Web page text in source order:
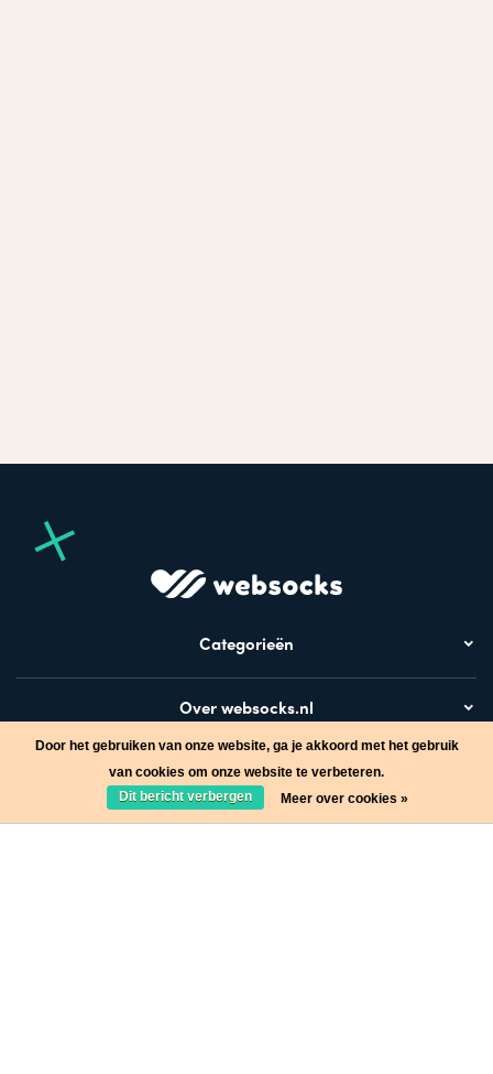
Categorieën
Over websocks.nl
Bezoek ook
Door het gebruiken van onze website, ga je akkoord met het gebruik
van cookies om onze website te verbeteren.
Dit bericht verbergen
Meer over cookies »